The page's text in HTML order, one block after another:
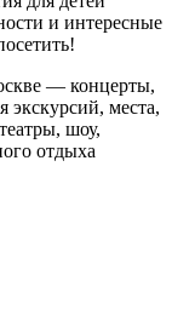
и интересные
— концерты,
экскурсий, места,
шоу,
отдыха